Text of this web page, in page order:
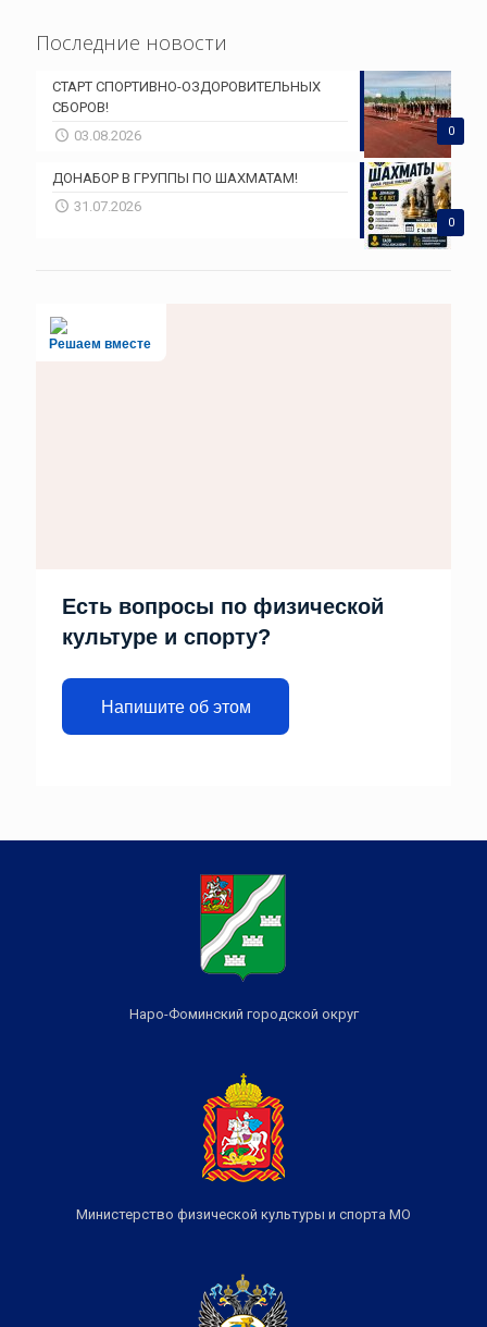
Последние новости
0
СТАРТ СПОРТИВНО-ОЗДОРОВИТЕЛЬНЫХ
СБОРОВ!
03.08.2026
0
ДОНАБОР В ГРУППЫ ПО ШАХМАТАМ!
31.07.2026
Решаем вместе
Есть вопросы по физической
культуре и спорту?
Напишите об этом
Наро-Фоминский городской округ
Министерство физической культуры и спорта МО